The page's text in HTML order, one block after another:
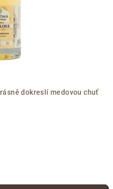
dokreslí medovou chuť